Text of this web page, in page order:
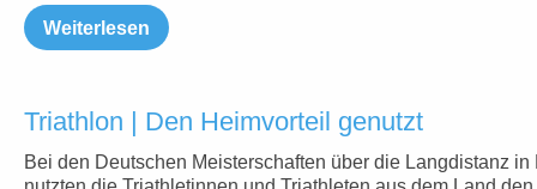
Weiterlesen
Triathlon | Den Heimvorteil genutzt
Bei den Deutschen Meisterschaften über die Langdistanz in